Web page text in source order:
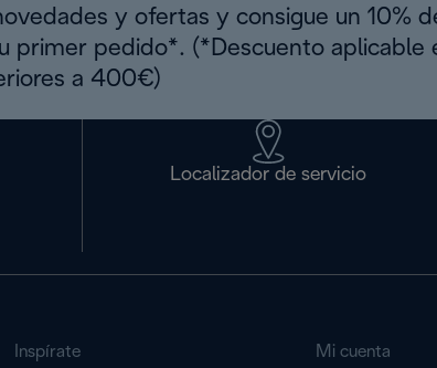
y ofertas y consigue un 10%
primer pedido*. (*Descuento aplicable
a 400€)
Localizador de servicio
Inspírate Mi cuenta